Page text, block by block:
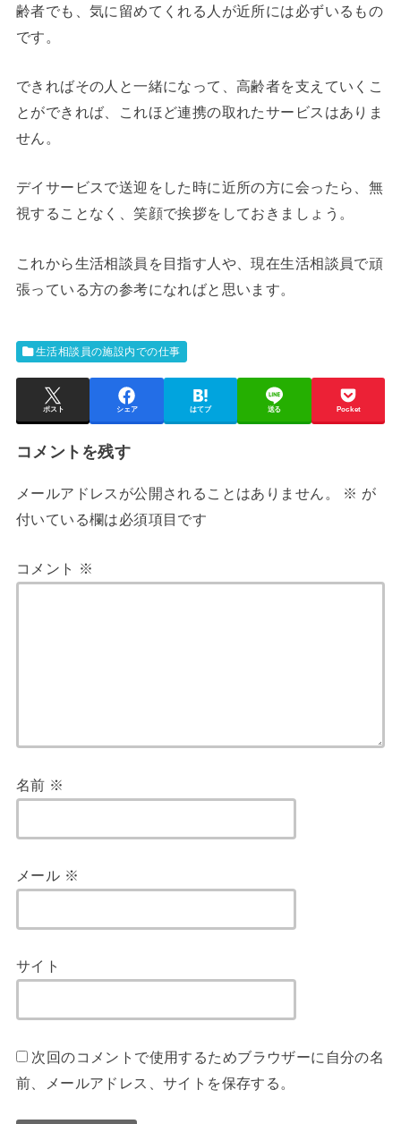
齢者でも、気に留めてくれる人が近所には必ずいるもの
です。
できればその人と一緒になって、高齢者を支えていくこ
とができれば、これほど連携の取れたサービスはありま
せん。
デイサービスで送迎をした時に近所の方に会ったら、無
視することなく、笑顔で挨拶をしておきましょう。
これから生活相談員を目指す人や、現在生活相談員で頑
張っている方の参考になればと思います。
生活相談員の施設内での仕事
ポスト シェア はてブ 送る Pocket
コメントを残す
メールアドレスが公開されることはありません。 ※ が
付いている欄は必須項目です
コメント ※
名前 ※
メール ※
サイト
次回のコメントで使用するためブラウザーに自分の名
前、メールアドレス、サイトを保存する。